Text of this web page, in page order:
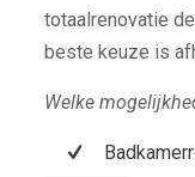
totaalrenovatie
beste keuze is
Welke